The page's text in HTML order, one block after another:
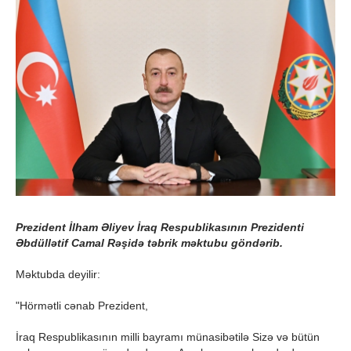
Prezident İlham Əliyev İraq Respublikasının Prezidenti
Əbdüllətif Camal Rəşidə təbrik məktubu göndərib.
Məktubda deyilir:
"Hörmətli cənab Prezident,
İraq Respublikasının milli bayramı münasibətilə Sizə və bütün